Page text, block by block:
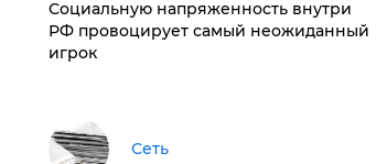
Социальную напряженность внутри
РФ провоцирует самый неожиданный
игрок
Сеть